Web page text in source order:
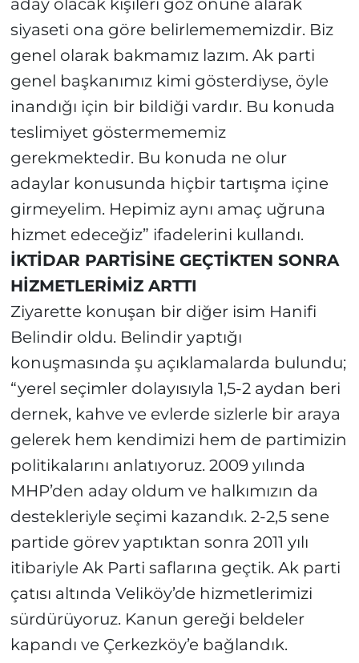
aday olacak kişileri göz önüne alarak
siyaseti ona göre belirlemememizdir. Biz
genel olarak bakmamız lazım. Ak parti
genel başkanımız kimi gösterdiyse, öyle
inandığı için bir bildiği vardır. Bu konuda
teslimiyet göstermememiz
gerekmektedir. Bu konuda ne olur
adaylar konusunda hiçbir tartışma içine
girmeyelim. Hepimiz aynı amaç uğruna
hizmet edeceğiz” ifadelerini kullandı.
İKTİDAR PARTİSİNE GEÇTİKTEN SONRA
HİZMETLERİMİZ ARTTI
Ziyarette konuşan bir diğer isim Hanifi
Belindir oldu. Belindir yaptığı
konuşmasında şu açıklamalarda bulundu;
“yerel seçimler dolayısıyla 1,5-2 aydan beri
dernek, kahve ve evlerde sizlerle bir araya
gelerek hem kendimizi hem de partimizin
politikalarını anlatıyoruz. 2009 yılında
MHP’den aday oldum ve halkımızın da
destekleriyle seçimi kazandık. 2-2,5 sene
partide görev yaptıktan sonra 2011 yılı
itibariyle Ak Parti saflarına geçtik. Ak parti
çatısı altında Veliköy’de hizmetlerimizi
sürdürüyoruz. Kanun gereği beldeler
kapandı ve Çerkezköy’e bağlandık.